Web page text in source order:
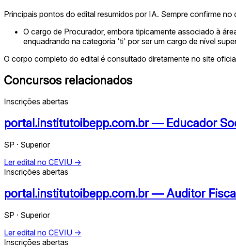
Principais pontos do edital resumidos por IA. Sempre confirme
O cargo de Procurador, embora tipicamente associado à
enquadrando na categoria 'ti' por ser um cargo de nível
O corpo completo do edital é consultado diretamente no site
Concursos relacionados
Inscrições abertas
portal.institutoibepp.com.br — Educador
SP · Superior
Ler edital no CEVIU →
Inscrições abertas
portal.institutoibepp.com.br — Auditor
SP · Superior
Ler edital no CEVIU →
Inscrições abertas